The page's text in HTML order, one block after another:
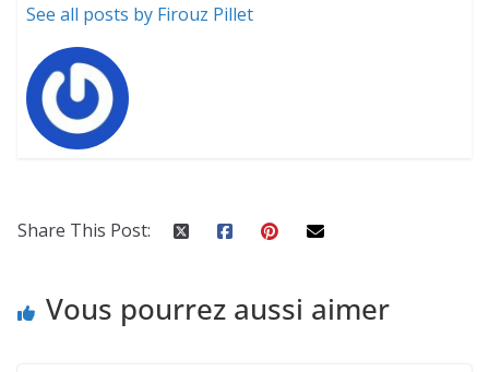
See all posts by Firouz Pillet
Share This Post:
Vous pourrez aussi aimer